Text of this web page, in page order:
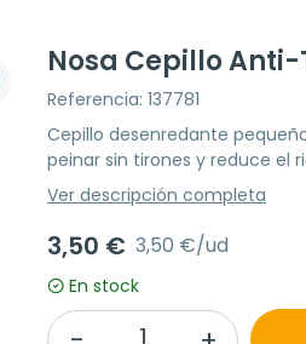
Nosa Cepillo
Referencia: 137781
Cepillo desenredante
peinar sin tirones y reduce el
Ver descripción completa
3,50 € 3,50 €/ud
En stock